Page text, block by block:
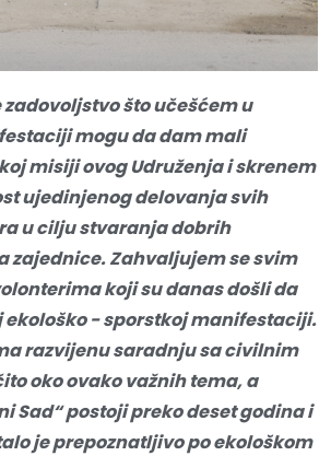
zadovoljstvo što učešćem u
mogu da dam mali
misiji ovog Udruženja i skrenem
ujedinjenog delovanja svih
u cilju stvaranja dobrih
zajednice. Zahvaljujem se svim
koji su danas došli da
ekološko - sporstkoj manifestaciji.
razvijenu saradnju sa civilnim
oko ovako važnih tema, a
Sad“ postoji preko deset godina i
je prepoznatljivo po ekološkom